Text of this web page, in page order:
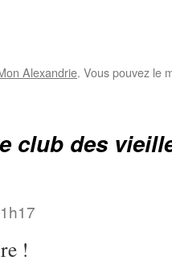
Alexandrie. Vous pouvez le
club des
!